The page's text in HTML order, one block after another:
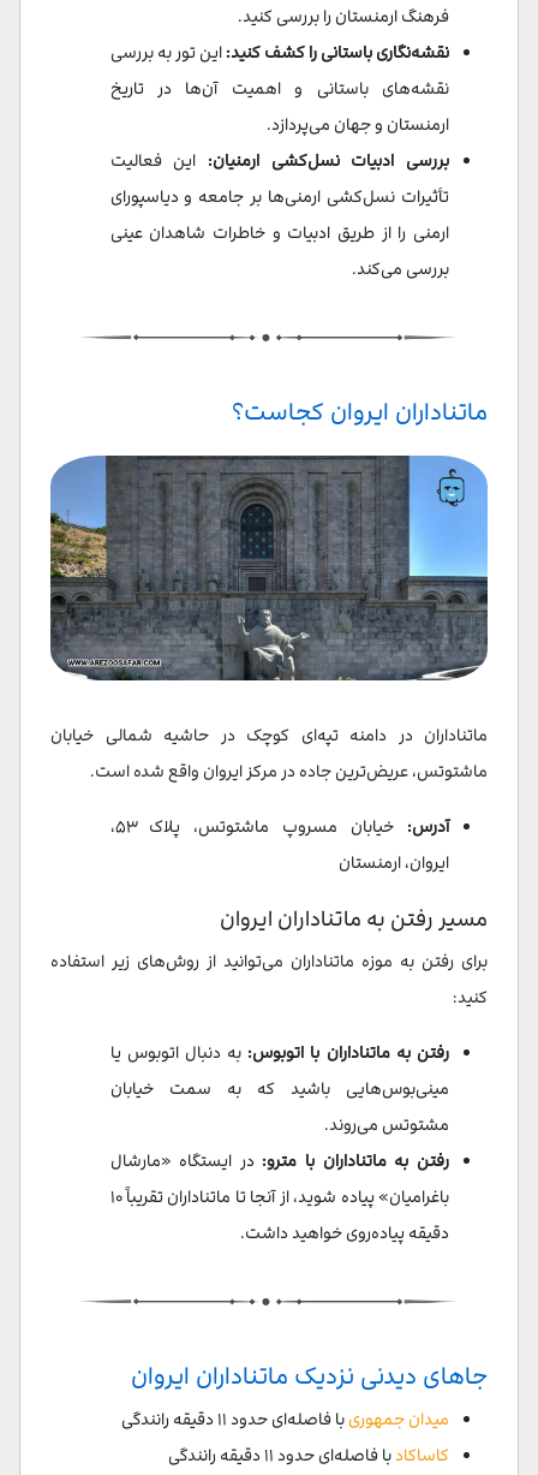
فرهنگ ارمنستان را بررسی کنید.
نقشه‌نگاری باستانی را کشف کنید:این تور به بررسی
نقشه‌های باستانی و اهمیت آن‌ها در تاریخ
ارمنستان و جهان می‌پردازد.
بررسی ادبیات نسل‌کشی ارمنیان: این فعالیت
تأثیرات نسل‌کشی ارمنی‌ها بر جامعه و دیاسپورای
ارمنی را از طریق ادبیات و خاطرات شاهدان عینی
بررسی می‌کند.
ماتناداران ایروان کجاست؟
ماتناداران در دامنه تپه‌ای کوچک در حاشیه شمالی خیابان
ماشتوتس، عریض‌ترین جاده در مرکز ایروان واقع شده است.
آدرس:
خیابان مسروپ ماشتوتس، پلاک ۵۳،
ایروان، ارمنستان
مسیر رفتن به ماتناداران ایروان
برای رفتن به موزه ماتناداران می‌توانید از روش‌های زیر استفاده
کنید:
رفتن به ماتناداران با اتوبوس: به دنبال اتوبوس یا
مینی‌بوس‌هایی باشید که به سمت خیابان
مشتوتس می‌روند.
رفتن به ماتناداران با مترو: در ایستگاه «مارشال
باغرامیان» پیاده شوید، از آنجا تا ماتناداران تقریباً ۱۰
دقیقه پیاده‌روی خواهید داشت.
جاهای دیدنی نزدیک ماتناداران ایروان
میدان جمهوریبا فاصله‌ای حدود ۱۱ دقیقه رانندگی
کاساکادبا فاصله‌ای حدود ۱۱ دقیقه رانندگی